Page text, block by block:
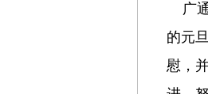
广通
的元
慰，